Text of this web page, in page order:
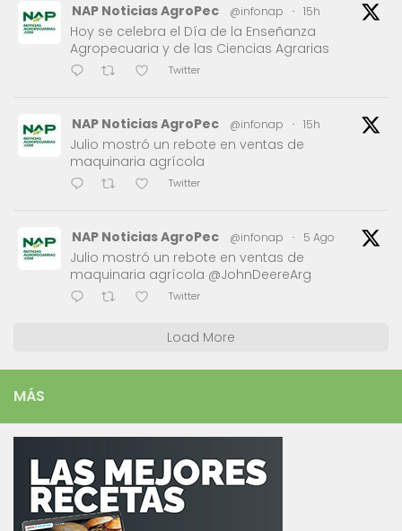
NAP Noticias AgroPec @infonap · 15h
Hoy se celebra el Día de la Enseñanza
Agropecuaria y de las Ciencias Agrarias
Twitter
NAP Noticias AgroPec @infonap · 15h
Julio mostró un rebote en ventas de
maquinaria agrícola
Twitter
NAP Noticias AgroPec @infonap · 5 Ago
Julio mostró un rebote en ventas de
maquinaria agrícola @JohnDeereArg
Twitter
Load More
MÁS